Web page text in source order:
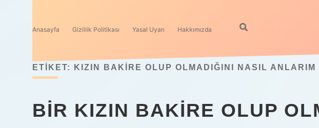
Anasayfa Gizlilik Politikası Yasal Uyarı Hakkımızda
ETIKET: KIZIN BAKIRE OLUP OLMADIĞINI NASIL ANLARIM
BIR KIZIN BAKIRE OLUP